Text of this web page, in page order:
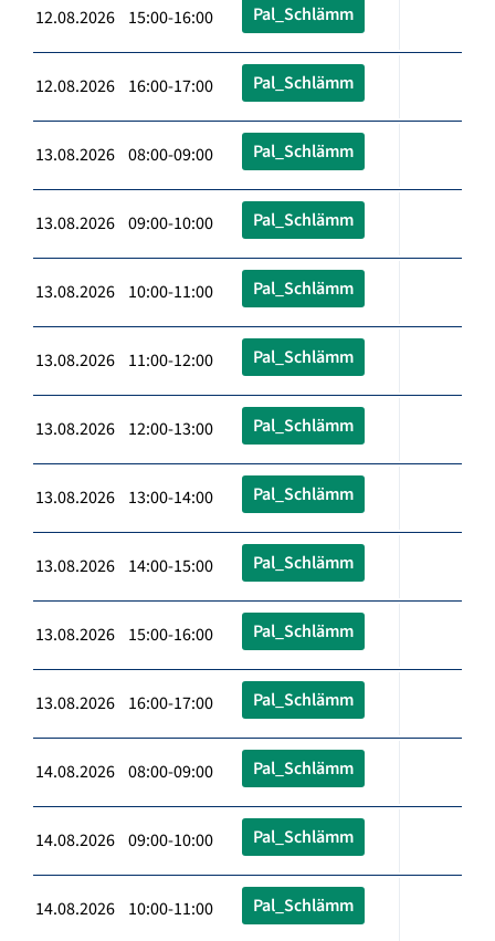
12.08.2026 15:00-16:00 Pal_Schlämm
12.08.2026 16:00-17:00 Pal_Schlämm
13.08.2026 08:00-09:00 Pal_Schlämm
13.08.2026 09:00-10:00 Pal_Schlämm
13.08.2026 10:00-11:00 Pal_Schlämm
13.08.2026 11:00-12:00 Pal_Schlämm
13.08.2026 12:00-13:00 Pal_Schlämm
13.08.2026 13:00-14:00 Pal_Schlämm
13.08.2026 14:00-15:00 Pal_Schlämm
13.08.2026 15:00-16:00 Pal_Schlämm
13.08.2026 16:00-17:00 Pal_Schlämm
14.08.2026 08:00-09:00 Pal_Schlämm
14.08.2026 09:00-10:00 Pal_Schlämm
14.08.2026 10:00-11:00 Pal_Schlämm